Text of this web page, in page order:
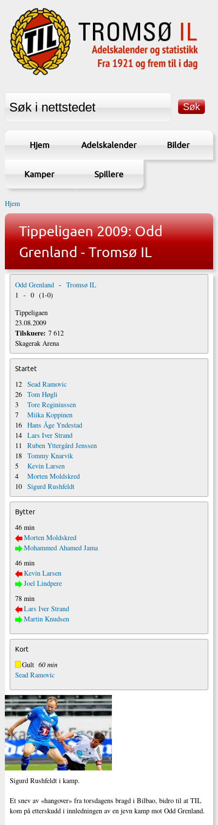
Hjem Adelskalender Bilder
Kamper Spillere
Hjem
Tippeligaen 2009: Odd
Grenland - Tromsø IL
Odd Grenland - Tromsø IL
1 - 0 (1-0)
Tippeligaen
23.08.2009
Tilskuere: 7 612
Skagerak Arena
Startet
12 Sead Ramovic
26 Tom Høgli
3
Tore Reginiussen
7
Miika Koppinen
16 Hans Åge Yndestad
14 Lars Iver Strand
11
Ruben Yttergård Jenssen
18 Tommy Knarvik
5
Kevin Larsen
4
Morten Moldskred
10 Sigurd Rushfeldt
Bytter
46 min
Morten Moldskred
Mohammed Ahamed Jama
46 min
Kevin Larsen
Joel Lindpere
78 min
Lars Iver Strand
Martin Knudsen
Kort
Gult 60 min
Sead Ramovic
Sigurd Rushfeldt i kamp.
Et snev av «hangover» fra torsdagens bragd i Bilbao, bidro til at TIL
kom på etterskudd i innledningen av en jevn kamp mot Odd Grenland.